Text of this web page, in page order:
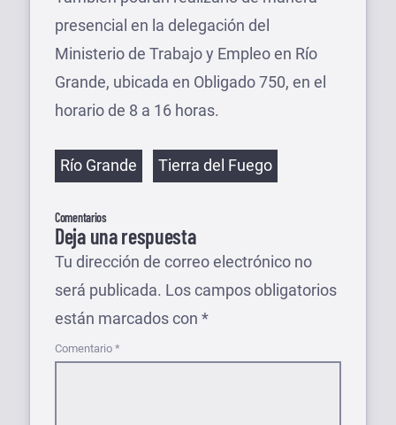
presencial en la delegación del
Ministerio de Trabajo y Empleo en Río
Grande, ubicada en Obligado 750, en el
horario de 8 a 16 horas.
Etiquetas
Río Grande Tierra del Fuego
Comentarios
Deja una respuesta
Tu dirección de correo electrónico no
será publicada. Los campos obligatorios
están marcados con *
Comentario *